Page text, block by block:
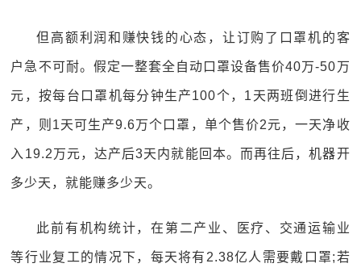
但高额利润和赚快钱的心态，让订购了口罩机的客
户急不可耐。假定一整套全自动口罩设备售价40万-50万
元，按每台口罩机每分钟生产100个，1天两班倒进行生
产，则1天可生产9.6万个口罩，单个售价2元，一天净收
入19.2万元，达产后3天内就能回本。而再往后，机器开
多少天，就能赚多少天。
此前有机构统计，在第二产业、医疗、交通运输业
等行业复工的情况下，每天将有2.38亿人需要戴口罩;若